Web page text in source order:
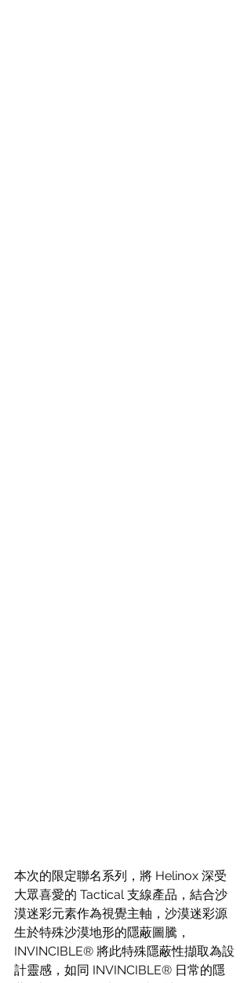
本次的限定聯名系列，將 Helinox 深受
大眾喜愛的 Tactical 支線產品，結合沙
漠迷彩元素作為視覺主軸，沙漠迷彩源
生於特殊沙漠地形的隱蔽圖騰，
INVINCIBLE® 將此特殊隱蔽性擷取為設
計靈感，如同 INVINCIBLE® 日常的隱